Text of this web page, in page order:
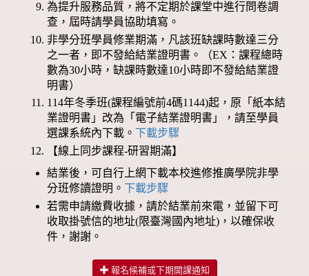
為提升服務品質，將不定期於課堂中進行問卷調
查，屆時請學員協助填寫。
非學分班學員修業期滿，凡該班缺課時數達三分
之一者，即不發給結業證明書。（EX：課程總時
數為30小時，缺課時數達10小時即不發給結業證
明書）
114年冬季班(課程編號前4碼1144)起，原「紙本結
業證明書」改為「電子結業證明書」，請至學員
選課系統內下載。 下載步驟
【線上同步課程-研習期滿】
結業後，可自行上網下載本校進修推廣學院非學
分班修讀證明。 下載步驟
若需申請繳費收據，請於結業前來電，並留下可
收取掛號信的地址(限臺灣國內地址)，以確保收
件，謝謝。
報名候補或下期開課通知